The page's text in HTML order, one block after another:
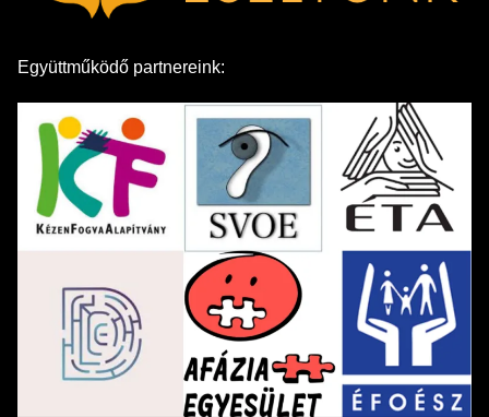
Együttműködő partnereink: